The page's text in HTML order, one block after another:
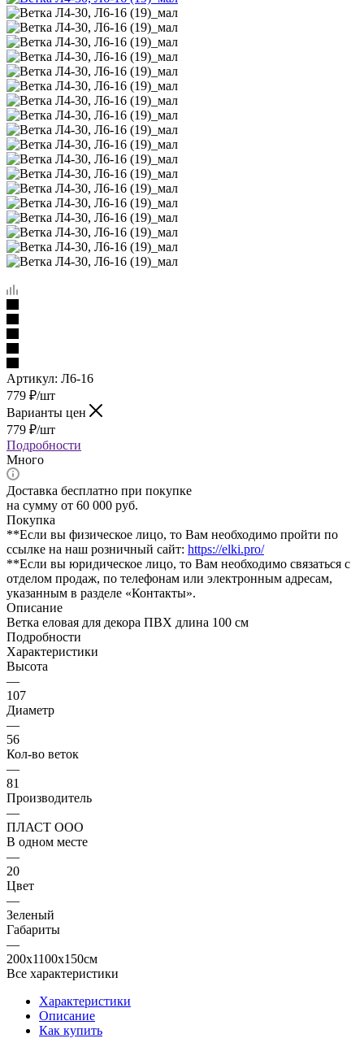
Артикул: Л6-16
779 ₽/шт
Варианты цен
779 ₽/шт
Подробности
Много
Доставка бесплатно при покупке
на сумму от 60 000 руб.
Покупка
**Если вы физическое лицо, то Вам необходимо пройти по
ссылке на наш розничный сайт: https://elki.pro/
**Если вы юридическое лицо, то Вам необходимо связаться с
отделом продаж, по телефонам или электронным адресам,
указанным в разделе «Контакты».
Описание
Ветка еловая для декора ПВХ длина 100 см
Подробности
Характеристики
Высота
—
107
Диаметр
—
56
Кол-во веток
—
81
Производитель
—
ПЛАСТ ООО
В одном месте
—
20
Цвет
—
Зеленый
Габариты
—
200x1100x150см
Все характеристики
Характеристики
Описание
Как купить